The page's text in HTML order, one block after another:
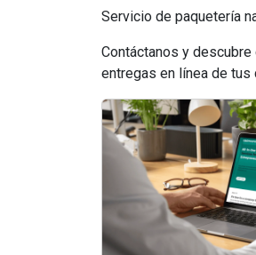
Servicio de paquetería
Contáctanos y
entregas en línea de tus